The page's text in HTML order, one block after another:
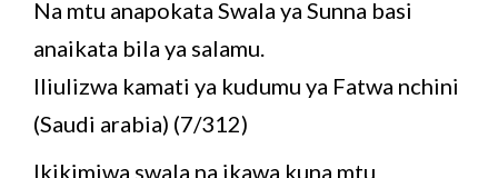
Na mtu anapokata Swala ya Sunna basi
anaikata bila ya salamu.
Iliulizwa kamati ya kudumu ya Fatwa nchini
(Saudi arabia) (7/312)
Ikikimiwa swala na ikawa kuna mtu